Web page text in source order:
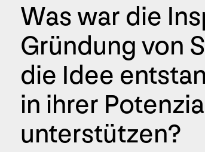
Was war die
Gründung von
die Idee
in ihrer
unterstützen?